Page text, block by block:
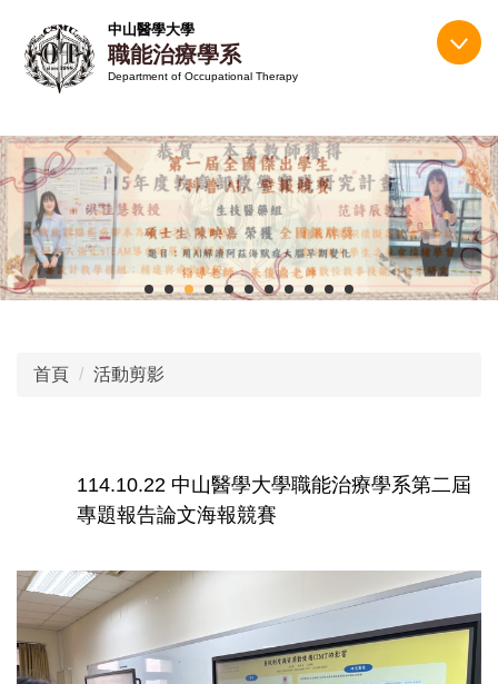
到
主
容
區
中山醫學大學
職能治療學系
Department of Occupational Therapy
首頁 活動剪影
114.10.22 中山醫學大學職能治療學系第二屆
專題報告論文海報競賽